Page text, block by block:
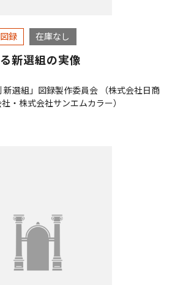
録 在庫なし
新選組の実像
新選組」図録製作委員会 （株式会社日商
・株式会社サンエムカラー）